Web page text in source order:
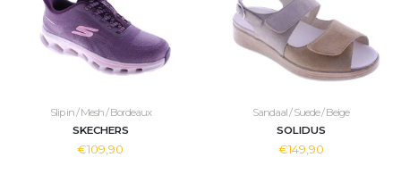
Slip in / Mesh / Bordeaux
SKECHERS
€109,90
Sandaal / Suede / Beige
SOLIDUS
€149,90